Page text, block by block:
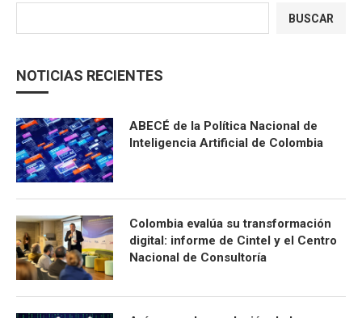
BUSCAR
NOTICIAS RECIENTES
ABECÉ de la Política Nacional de
Inteligencia Artificial de Colombia
Colombia evalúa su transformación
digital: informe de Cintel y el Centro
Nacional de Consultoría